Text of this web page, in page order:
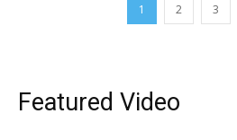
1 2 3
Featured Video